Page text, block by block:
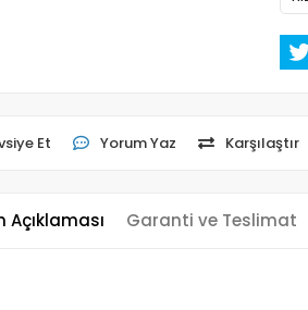
Et Yorum Yaz Karşılaştır
Açıklaması Garanti ve Teslimat